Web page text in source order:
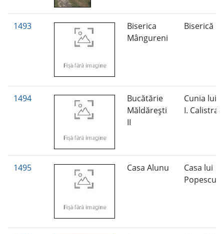
1493
Biserica
Mângureni
Biserică
1494
Bucătărie
Măldăreşti
II
Cunia lui
I. Calistrat
1495 Casa Alunu
Casa lui
Popescu